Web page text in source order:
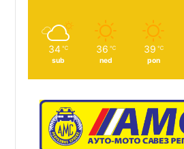
34 ℃
sub
36 ℃
ned
39 ℃
pon